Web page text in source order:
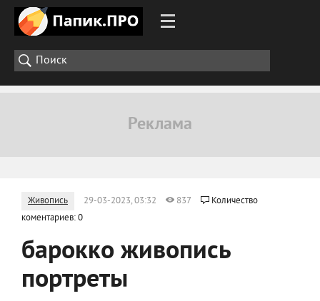
Живопись 29-03-2023, 03:32 837
Количество
коментариев: 0
барокко живопись
портреты